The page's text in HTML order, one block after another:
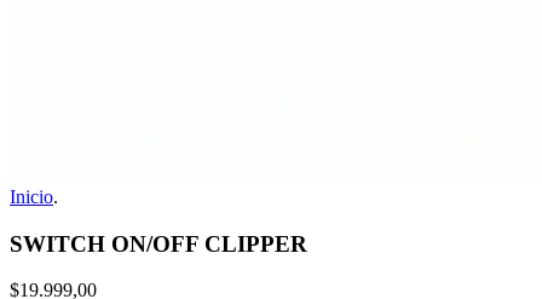
Inicio.
SWITCH ON/OFF CLIPPER
$19.999,00